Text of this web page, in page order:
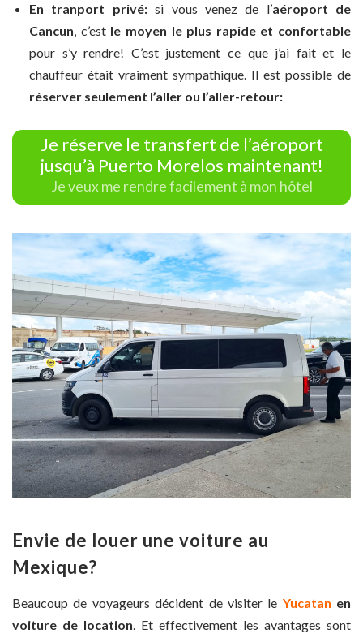
En tranport privé:si vous venez de l’aéroport de
Cancun, c’est le moyen le plus rapide et confortable
pour s’y rendre! C’est justement ce que j’ai fait et le
chauffeur était vraiment sympathique. Il est possible de
réserver seulement l’aller ou l’aller-retour:
Je réserve le transfert de l’aéroport
jusqu’à Puerto Morelos maintenant!
Je veux me rendre facilement à mon hôtel
Envie de louer une voiture au
Mexique?
Beaucoup de voyageurs décident de visiter le Yucatan en
voiture de location. Et effectivement les avantages sont